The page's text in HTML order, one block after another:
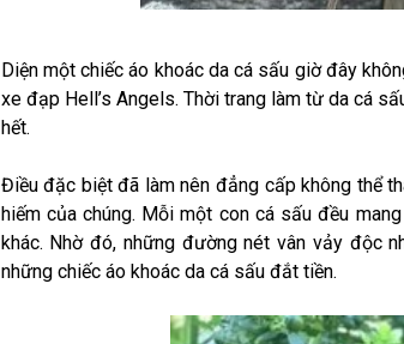
Diện một chiếc áo khoác da cá sấu giờ đây
xe đạp Hell’s Angels. Thời trang làm từ da cá
hết.
Điều đặc biệt đã làm nên đẳng cấp không thể
hiếm của chúng. Mỗi một con cá sấu đều
khác. Nhờ đó, những đường nét vân vảy độc
những chiếc áo khoác da cá sấu đắt tiền.